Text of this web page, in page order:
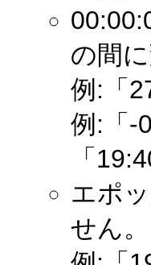
の間
例:「
例:「-
「
エポ
せん。